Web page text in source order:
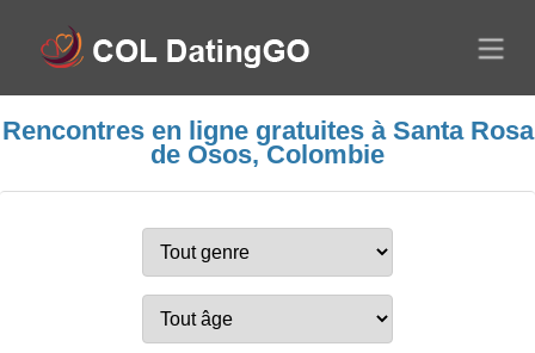
Rencontres en ligne gratuites à Santa Rosa
de Osos, Colombie